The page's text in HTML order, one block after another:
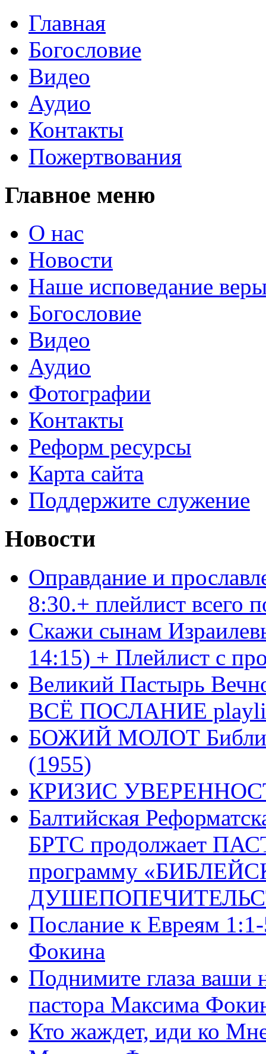
Главная
Богословие
Видео
Аудио
Контакты
Пожертвования
Главное меню
О нас
Новости
Наше исповедание
Богословие
Видео
Аудио
Фотографии
Контакты
Реформ ресурсы
Карта сайта
Поддержите служение
Новости
Оправдание и
8:30.+ плейлист
Скажи сынам
14:15) + Плейлист с
Великий Пастырь
ВСЁ ПОСЛАНИЕ
БОЖИЙ МОЛОТ Библия
(1955)
КРИЗИС
Балтийская
БРТС продолжает
программу
Послание к Евреям
Фокина
Поднимите глаза ваши
пастора Максима
Кто жаждет, иди ко